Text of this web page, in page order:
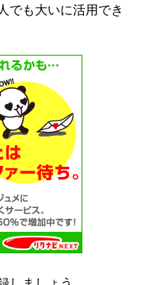
でも大いに活用でき